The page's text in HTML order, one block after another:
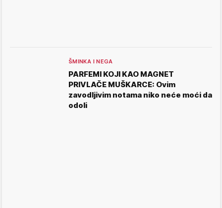
ŠMINKA I NEGA
PARFEMI KOJI KAO MAGNET
PRIVLAČE MUŠKARCE: Ovim
zavodljivim notama niko neće moći da
odoli